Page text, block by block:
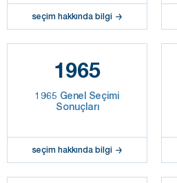
seçim hakkında bilgi
1965
1965 Genel Seçimi
Sonuçları
seçim hakkında bilgi